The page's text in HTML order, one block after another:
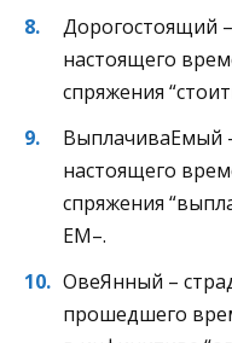
Дорогостоящий
настоящего
спряжения
ВыплачиваЕмый
настоящего
спряжения
ЕМ–.
ОвеЯнный –
прошедшего